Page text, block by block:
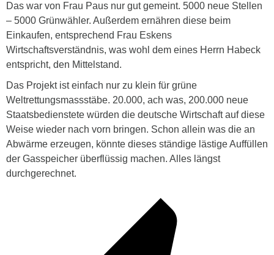
Das war von Frau Paus nur gut gemeint. 5000 neue Stellen
– 5000 Grünwähler. Außerdem ernähren diese beim
Einkaufen, entsprechend Frau Eskens
Wirtschaftsverständnis, was wohl dem eines Herrn Habeck
entspricht, den Mittelstand.
Das Projekt ist einfach nur zu klein für grüne
Weltrettungsmassstäbe. 20.000, ach was, 200.000 neue
Staatsbedienstete würden die deutsche Wirtschaft auf diese
Weise wieder nach vorn bringen. Schon allein was die an
Abwärme erzeugen, könnte dieses ständige lästige Auffüllen
der Gasspeicher überflüssig machen. Alles längst
durchgerechnet.